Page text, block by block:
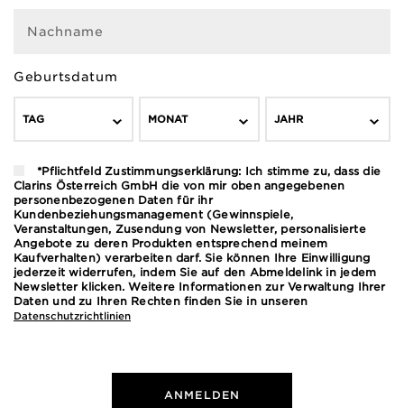
Nachname
Geburtsdatum
TAG MONAT JAHR
*Pflichtfeld Zustimmungserklärung: Ich stimme zu, dass die
Clarins Österreich GmbH die von mir oben angegebenen
personenbezogenen Daten für ihr
Kundenbeziehungsmanagement (Gewinnspiele,
Veranstaltungen, Zusendung von Newsletter, personalisierte
Angebote zu deren Produkten entsprechend meinem
Kaufverhalten) verarbeiten darf. Sie können Ihre Einwilligung
jederzeit widerrufen, indem Sie auf den Abmeldelink in jedem
Newsletter klicken. Weitere Informationen zur Verwaltung Ihrer
Daten und zu Ihren Rechten finden Sie in unseren
Datenschutzrichtlinien
ANMELDEN